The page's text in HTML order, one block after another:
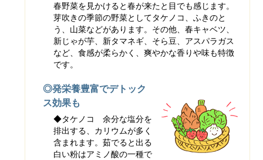
春野菜を見かけると春が来たと目でも感じます。
芽吹きの季節の野菜としてタケノコ、ふきのと
う、山菜などがあります。その他、春キャベツ、
新じゃが芋、新タマネギ、そら豆、アスパラガス
など、食感が柔らかく、爽やかな香りや味も特徴
です。
◎発栄養豊富でデトック
ス効果も
◆タケノコ 余分な塩分を
排出する、カリウムが多く
含まれます。茹でると出る
白い粉はアミノ酸の一種で